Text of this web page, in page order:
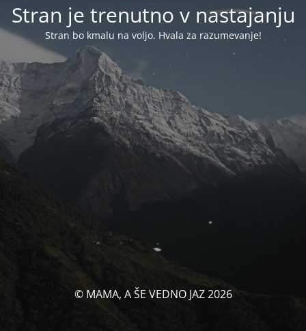
Stran je trenutno v nastajanju
Stran bo kmalu na voljo. Hvala za razumevanje!
© MAMA, A ŠE VEDNO JAZ 2026